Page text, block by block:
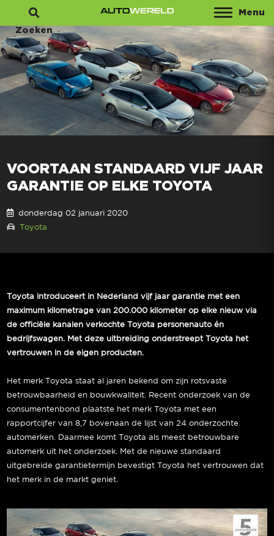
Menu
Zoeken
VOORTAAN STANDAARD VIJF JAAR
GARANTIE OP ELKE TOYOTA
donderdag 02 januari 2020
Toyota
Toyota introduceert in Nederland vijf jaar garantie met een
maximum kilometrage van 200.000 kilometer op elke nieuw via
de officiële kanalen verkochte Toyota personenauto én
bedrijfswagen. Met deze uitbreiding onderstreept Toyota het
vertrouwen in de eigen producten.
Het merk Toyota staat al jaren bekend om zijn rotsvaste
betrouwbaarheid en bouwkwaliteit. Recent onderzoek van de
consumentenbond plaatste het merk Toyota met een
rapportcijfer van 8,7 bovenaan de lijst van 24 onderzochte
automerken. Daarmee komt Toyota als meest betrouwbare
automerk uit het onderzoek. Met de nieuwe standaard
uitgebreide garantietermijn bevestigt Toyota het vertrouwen dat
het merk in de markt geniet.